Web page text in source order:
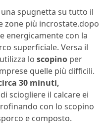
spugnetta su tutto il
zone più incrostate.dopo
energicamente con la
superficiale. Versa il
lo scopino per
quelle più difficili.
30 minuti,
sciogliere il calcare ei
con lo scopino
e composto.